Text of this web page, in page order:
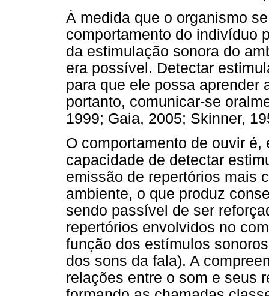
À medida que o organismo
comportamento do indivíduo
da estimulação sonora do
era possível. Detectar
para que ele possa aprender
portanto, comunicar-se
1999; Gaia, 2005; Skinner,
O comportamento de ouvir
capacidade de detectar
emissão de repertórios mais
ambiente, o que produz
sendo passível de ser
repertórios envolvidos no
função dos estímulos
dos sons da fala). A
relações entre o som e seus